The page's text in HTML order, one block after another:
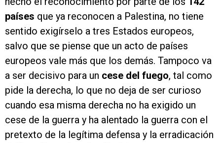
países que ya reconocen a Palestina, no tiene
sentido exigírselo a tres Estados europeos,
salvo que se piense que un acto de países
europeos vale más que los demás. Tampoco va
a ser decisivo para un cese del fuego, tal como
pide la derecha, lo que no deja de ser curioso
cuando esa misma derecha no ha exigido un
cese de la guerra y ha alentado la guerra con el
pretexto de la legítima defensa y la erradicación